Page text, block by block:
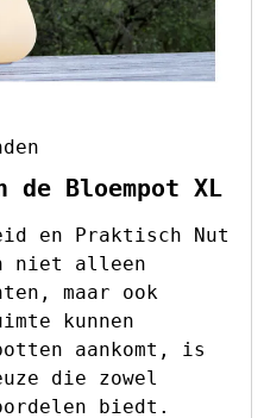
Bloempot XL
en Praktisch Nut
niet alleen
maar ook
kunnen
aankomt, is
die zowel
biedt.